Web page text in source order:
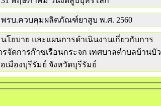
รบ.ควบคุมผลิตภัณฑ์ยาสูบ พ.ศ. 2560
โยบาย และแผนการดำเนินงานเกี่ยวกับการ
รจัดการก๊าซเรือนกระจก เทศบาลตำบลบ้านบัว
อเมืองบุรีรัมย์ จังหวัดบุรีรัมย์